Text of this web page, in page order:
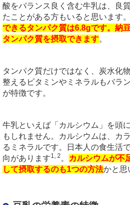
酸をバランス良く含む牛乳は、良
たことがある方もいると思います。
できるタンパク質は6.8gです。納
タンパク質を摂取できます。
タンパク質だけではなく、炭水化
整えるビタミンやミネラルもバラ
が特徴です。
牛乳といえば「カルシウム」を頭
もしれません。カルシウムは、カ
るミネラルです。日本人の食生活
向があります1, 2 。
カルシウムが不
して摂取するのも1つの方法かと思